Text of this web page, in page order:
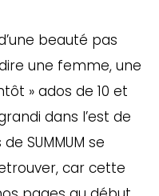
beauté pas
une femme, une
» ados de 10 et
dans l’est de
SUMMUM se
car cette